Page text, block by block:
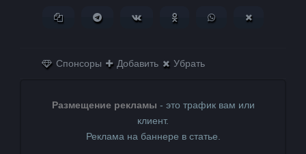
Копировать ссылкуПоделиться в Telegram
Поделиться ВКонтактеПоделиться в
Поделиться в
Спонсоры Добавить Убрать
Размещение рекламы - это трафик вам или
клиент.
Реклама на баннере в статье.